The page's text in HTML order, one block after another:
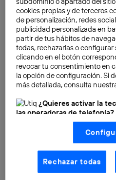
solas, mientras que los
dirigidas por pilotos.
cookies propias y de terceros
de personalización, redes
publicidad personalizada en
partir de tus hábitos de
todas, rechazarlas o
clicando en el botón
revocar tu consentimiento en
la opción de configuración. Si
más detallada, consulta
¿Quieres activar la
las operadoras de telefonía?
Nosotros, Telefónica S.A.,
realizar nuestras acciones de
(como se describe en este
basadas en tu navegación en
aquí(solo cuando
internet habilitada ,
operadoras de telefonía
Rechazar todas